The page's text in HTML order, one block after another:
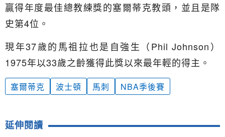
贏得年度最佳總教練獎的塞爾蒂克教頭，並且是隊
史第4位。
現年37歲的馬祖拉也是自強生（Phil Johnson）
1975年以33歲之齡獲得此獎以來最年輕的得主。
塞爾蒂克 波士頓 馬刺 NBA季後賽
延伸閱讀